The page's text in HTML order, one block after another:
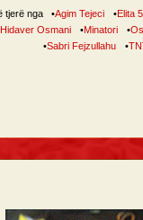
tjerë nga •Agim Tejeci •Elita 5
Hidaver Osmani •Minatori •
•Sabri Fejzullahu •